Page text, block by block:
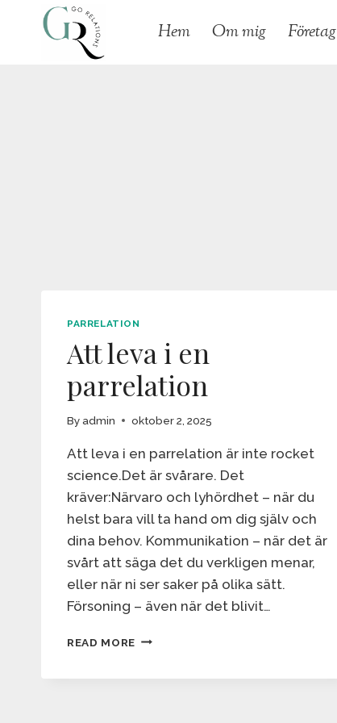
Hem Om mig Företag
PARRELATION
Att leva i en
parrelation
By admin oktober 2, 2025
Att leva i en parrelation är inte rocket
science.Det är svårare. Det
kräver:Närvaro och lyhördhet – när du
helst bara vill ta hand om dig själv och
dina behov. Kommunikation – när det är
svårt att säga det du verkligen menar,
eller när ni ser saker på olika sätt.
Försoning – även när det blivit…
READ MORE ATT